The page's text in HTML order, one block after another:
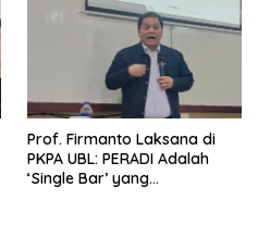
Prof. Firmanto Laksana di
PKPA UBL: PERADI Adalah
‘Single Bar’ yang